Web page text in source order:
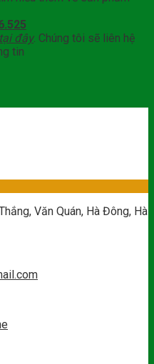
tại đây. Chúng tôi sẽ liên hệ
tin
Văn Quán, Hà Đông, Hà